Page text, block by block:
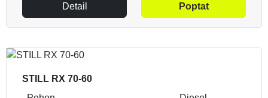
Detail Poptat
STILL RX 70-60